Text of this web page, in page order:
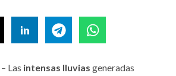
– Las intensas lluvias generadas